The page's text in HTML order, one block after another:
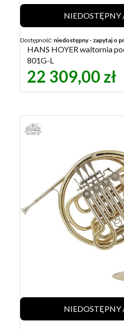
NIEDOSTĘPNY
Dostępność: niedostępny - zapytaj o
HANS HOYER waltornia
801G-L
22 309,00 zł
NIEDOSTĘPNY